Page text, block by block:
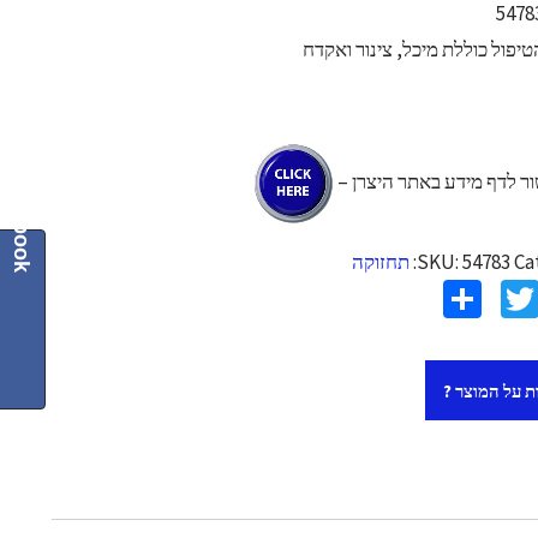
כוללת מיכל, צינור ואקדח
לדף מידע באתר היצרן –
SKU:54783 תחזוקה
T
tt
er
S
ar
eעל המוצר ?
Facebook